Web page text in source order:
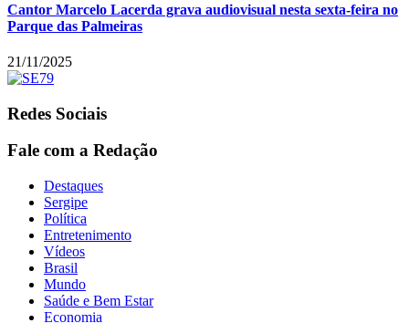
Cantor Marcelo Lacerda grava audiovisual nesta sexta-feira no
Parque das Palmeiras
21/11/2025
Redes Sociais
Fale com a Redação
Destaques
Sergipe
Política
Entretenimento
Vídeos
Brasil
Mundo
Saúde e Bem Estar
Economia